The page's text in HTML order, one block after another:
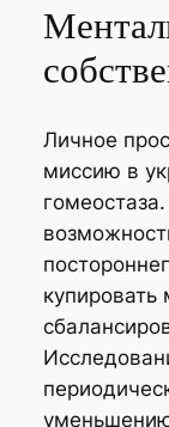
Личное
миссию в